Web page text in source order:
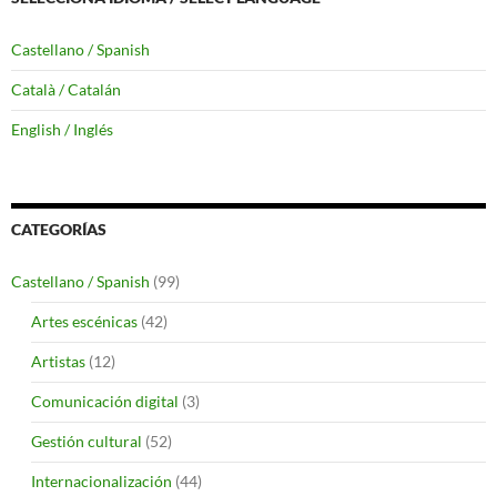
Castellano / Spanish
Català / Catalán
English / Inglés
CATEGORÍAS
Castellano / Spanish (99)
Artes escénicas (42)
Artistas (12)
Comunicación digital (3)
Gestión cultural (52)
Internacionalización (44)